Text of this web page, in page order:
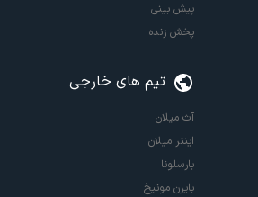
پیش بینی
پخش زنده
تیم های خارجی
آث میلان
اینتر میلان
بارسلونا
بایرن مونیخ